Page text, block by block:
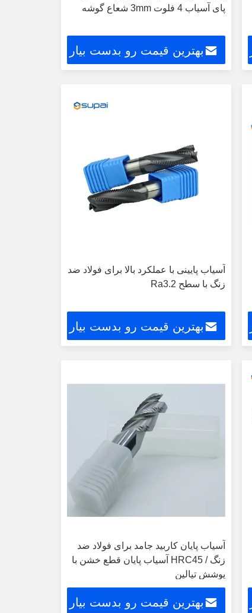
پای آسیاب 4 فلوت 3mm شعاع گوشه
بهترین قیمت رو بدست بیار
آسیاب پایینی با عملکرد بالا برای فولاد ضد
زنگ با سطح Ra3.2
بهترین قیمت رو بدست بیار
آسیاب پایان کاربید جامد برای فولاد ضد
زنگ / HRC45 آسیاب پایان قطع خشن با
پوشش تیالین
بهترین قیمت رو بدست بیار